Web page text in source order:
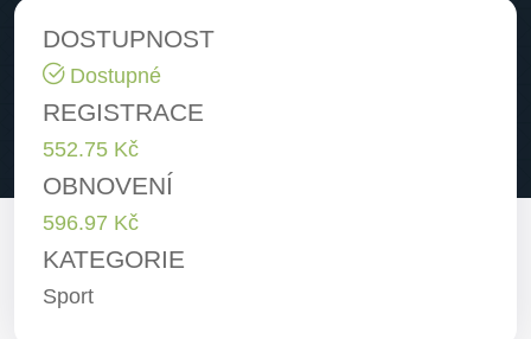
DOSTUPNOST
Dostupné
REGISTRACE
552.75 Kč
OBNOVENÍ
596.97 Kč
KATEGORIE
Sport